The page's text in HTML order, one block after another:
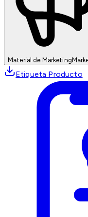
Material de Marketing
Etiqueta Producto